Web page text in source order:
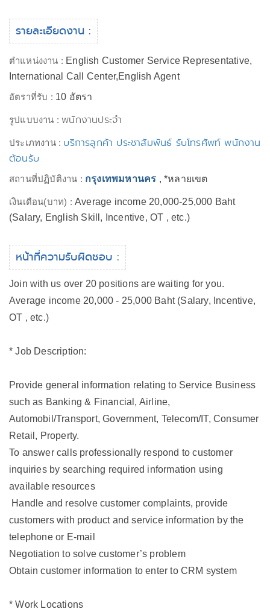
รายละเอียดงาน :
ตำแหน่งงาน : English Customer Service Representative,
International Call Center,English Agent
อัตราที่รับ : 10 อัตรา
รูปแบบงาน :พนักงานประจำ
ประเภทงาน : บริการลูกค้า ประชาสัมพันธ์ รับโทรศัพท์ พนักงาน
ต้อนรับ
สถานที่ปฏิบัติงาน : กรุงเทพมหานคร , *หลายเขต
เงินเดือน(บาท) : Average income 20,000-25,000 Baht
(Salary, English Skill, Incentive, OT , etc.)
หน้าที่ความรับผิดชอบ :
Join with us over 20 positions are waiting for you.
Average income 20,000 - 25,000 Baht (Salary, Incentive,
OT , etc.)
* Job Description:
Provide general information relating to Service Business
such as Banking & Financial, Airline,
Automobil/Transport, Government, Telecom/IT, Consumer
Retail, Property.
To answer calls professionally respond to customer
inquiries by searching required information using
available resources
Handle and resolve customer complaints, provide
customers with product and service information by the
telephone or E-mail
Negotiation to solve customer’s problem
Obtain customer information to enter to CRM system
* Work Locations